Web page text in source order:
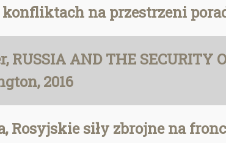
na przestrzeni
RUSSIA AND THE
2016
Rosyjskie siły zbrojne na